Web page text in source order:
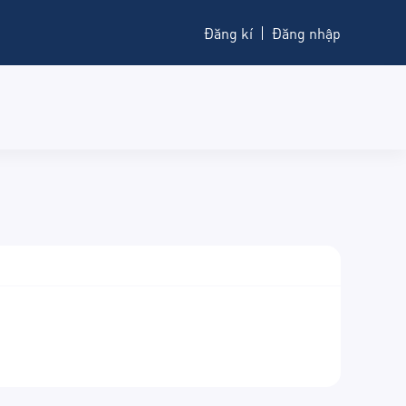
Đăng kí Đăng nhập